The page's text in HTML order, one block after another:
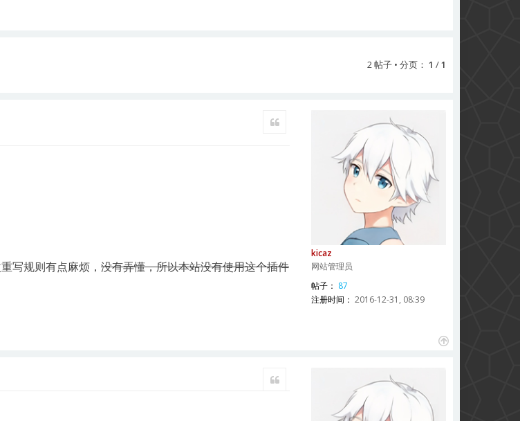
2 帖子 • 分页： 1 /1
kicaz
网站管理员
帖子： 87
注册时间： 2016-12-31, 08:39
写规则有点麻烦， 没有弄懂，所以本站没有使用这个插件